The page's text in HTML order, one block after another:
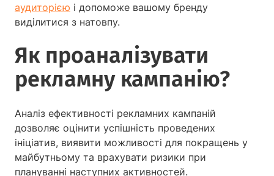
аудиторією і допоможе вашому бренду
виділитися з натовпу.
Як проаналізувати
рекламну кампанію?
Аналіз ефективності рекламних кампаній
дозволяє оцінити успішність проведених
ініціатив, виявити можливості для покращень у
майбутньому та врахувати ризики при
плануванні наступних активностей.